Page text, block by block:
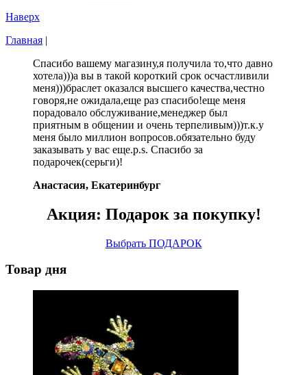
Наверх
Главная |
Спасибо вашему магазину,я получила то,что давно
хотела)))а вы в такой короткий срок осчастливили
меня)))браслет оказался высшего качества,честно
говоря,не ожидала,еще раз спасибо!еще меня
порадовало обслуживание,менеджер был
приятным в общении и очень терпеливым)))т.к.у
меня было миллион вопросов.обязательно буду
заказывать у вас еще.p.s. Спасибо за
подарочек(серьги)!
Анастасия, Екатеринбург
Акция: Подарок за покупку!
Выбрать ПОДАРОК
Товар дня